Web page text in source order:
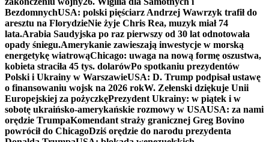
BezdomnychUSA: polski pięściarz Andrzej Wawrzyk trafił do
aresztu na FlorydzieNie żyje Chris Rea, muzyk miał 74
lata.Arabia Saudyjska po raz pierwszy od 30 lat odnotowała
opady śniegu.Amerykanie zawieszają inwestycje w morską
energetykę wiatrowąChicago: uwaga na nową formę oszustwa,
kobieta straciła 45 tys. dolarówPo spotkaniu prezydentów
Polski i Ukrainy w WarszawieUSA: D. Trump podpisał ustawę
o finansowaniu wojsk na 2026 rokW. Zełenski dziękuje Unii
Europejskiej za pożyczkęPrezydent Ukrainy: w piątek i w
sobotę ukraińsko-amerykańskie rozmowy w USAUSA: za nami
orędzie TrumpaKomendant straży granicznej Greg Bovino
powrócił do ChicagoDziś orędzie do narodu prezydenta